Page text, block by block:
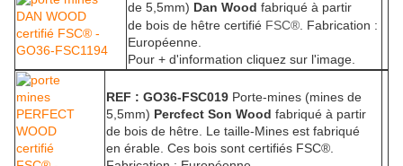
de 5,5mm) Dan Wood fabriqué à partir
de bois de hêtre certifié FSC® . Fabrication :
Européenne.
Pour + d'information cliquez sur l'image.
REF : GO36-FSC019 Porte-mines (mines de
5,5mm) Percfect Son Wood fabriqué à partir
de bois de hêtre. Le taille-Mines est fabriqué
en érable. Ces bois sont certifiés FSC®.